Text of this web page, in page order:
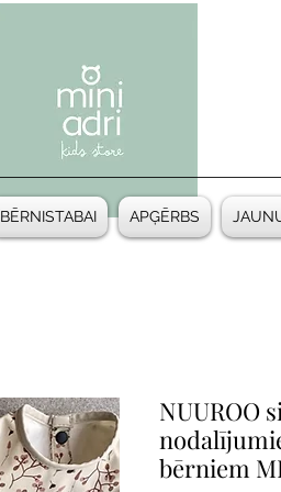
BĒRNISTABAI APĢĒRBS
NUUROO
bērniem